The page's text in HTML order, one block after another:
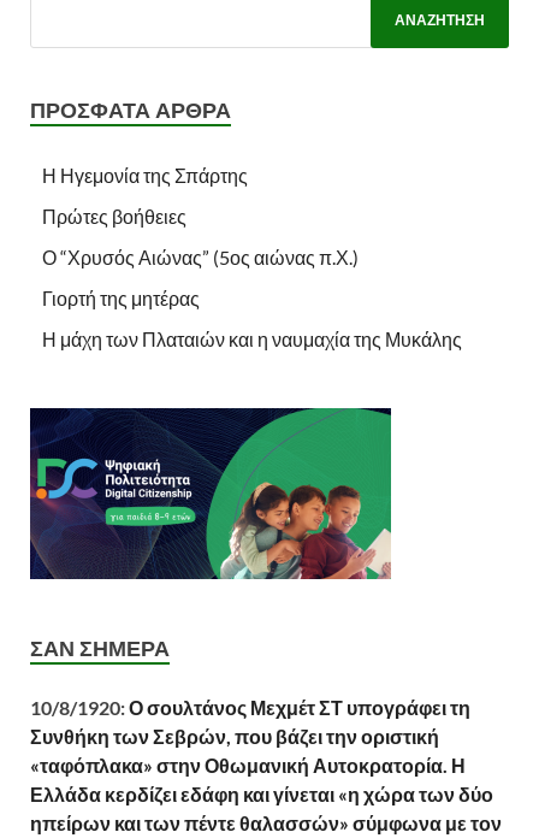
ΠΡΌΣΦΑΤΑ ΆΡΘΡΑ
Η Ηγεμονία της Σπάρτης
Πρώτες βοήθειες
Ο “Χρυσός Αιώνας” (5ος αιώνας π.Χ.)
Γιορτή της μητέρας
Η μάχη των Πλαταιών και η ναυμαχία της Μυκάλης
ΣΑΝ ΣΉΜΕΡΑ
10/8/1920:Ο σουλτάνος Μεχμέτ ΣΤ υπογράφει τη
Συνθήκη των Σεβρών, που βάζει την οριστική
«ταφόπλακα» στην Οθωμανική Αυτοκρατορία. Η
Ελλάδα κερδίζει εδάφη και γίνεται «η χώρα των δύο
ηπείρων και των πέντε θαλασσών» σύμφωνα με τον